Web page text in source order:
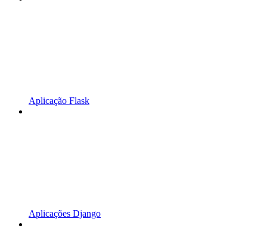
Aplicação Flask
Aplicações Django